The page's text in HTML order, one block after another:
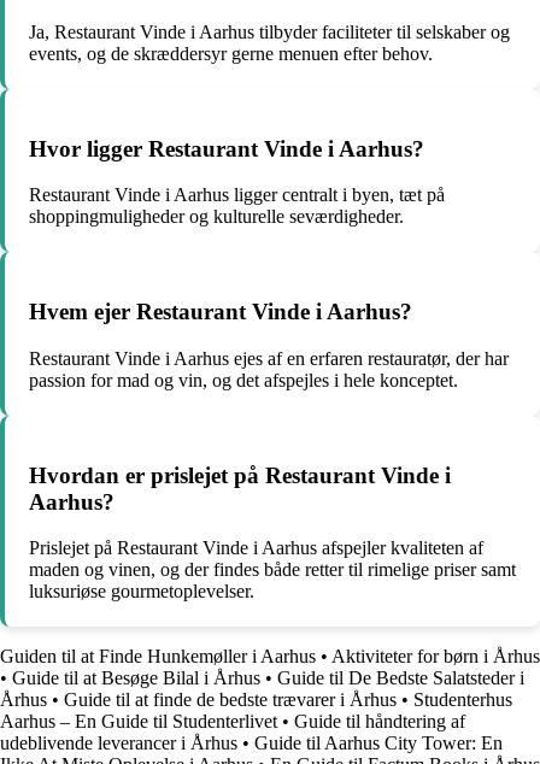
Ja, Restaurant Vinde i Aarhus tilbyder faciliteter til selskaber og
events, og de skræddersyr gerne menuen efter behov.
Hvor ligger Restaurant Vinde i Aarhus?
Restaurant Vinde i Aarhus ligger centralt i byen, tæt på
shoppingmuligheder og kulturelle seværdigheder.
Hvem ejer Restaurant Vinde i Aarhus?
Restaurant Vinde i Aarhus ejes af en erfaren restauratør, der har
passion for mad og vin, og det afspejles i hele konceptet.
Hvordan er prislejet på Restaurant Vinde i
Aarhus?
Prislejet på Restaurant Vinde i Aarhus afspejler kvaliteten af
maden og vinen, og der findes både retter til rimelige priser samt
luksuriøse gourmetoplevelser.
Guiden til at Finde Hunkemøller i Aarhus • Aktiviteter for børn i Århus
• Guide til at Besøge Bilal i Århus • Guide til De Bedste Salatsteder i
Århus • Guide til at finde de bedste trævarer i Århus • Studenterhus
Aarhus – En Guide til Studenterlivet • Guide til håndtering af
udeblivende leverancer i Århus • Guide til Aarhus City Tower: En